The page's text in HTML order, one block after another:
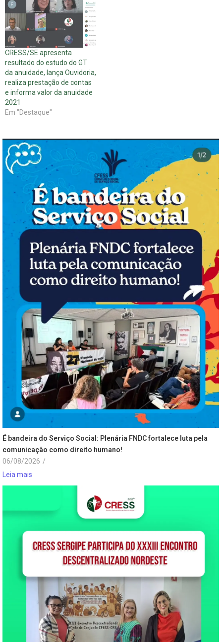
CRESS/SE apresenta
resultado do estudo do GT
da anuidade, lança Ouvidoria,
realiza prestação de contas
e informa valor da anuidade
2021
Em "Destaque"
É bandeira do Serviço Social: Plenária FNDC fortalece luta pela
comunicação como direito humano!
06/08/2026 /
Leia mais